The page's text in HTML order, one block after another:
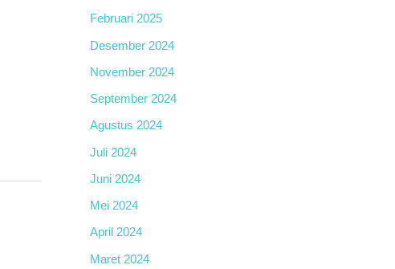
Februari 2025
Desember 2024
November 2024
September 2024
Agustus 2024
Juli 2024
Juni 2024
Mei 2024
April 2024
Maret 2024